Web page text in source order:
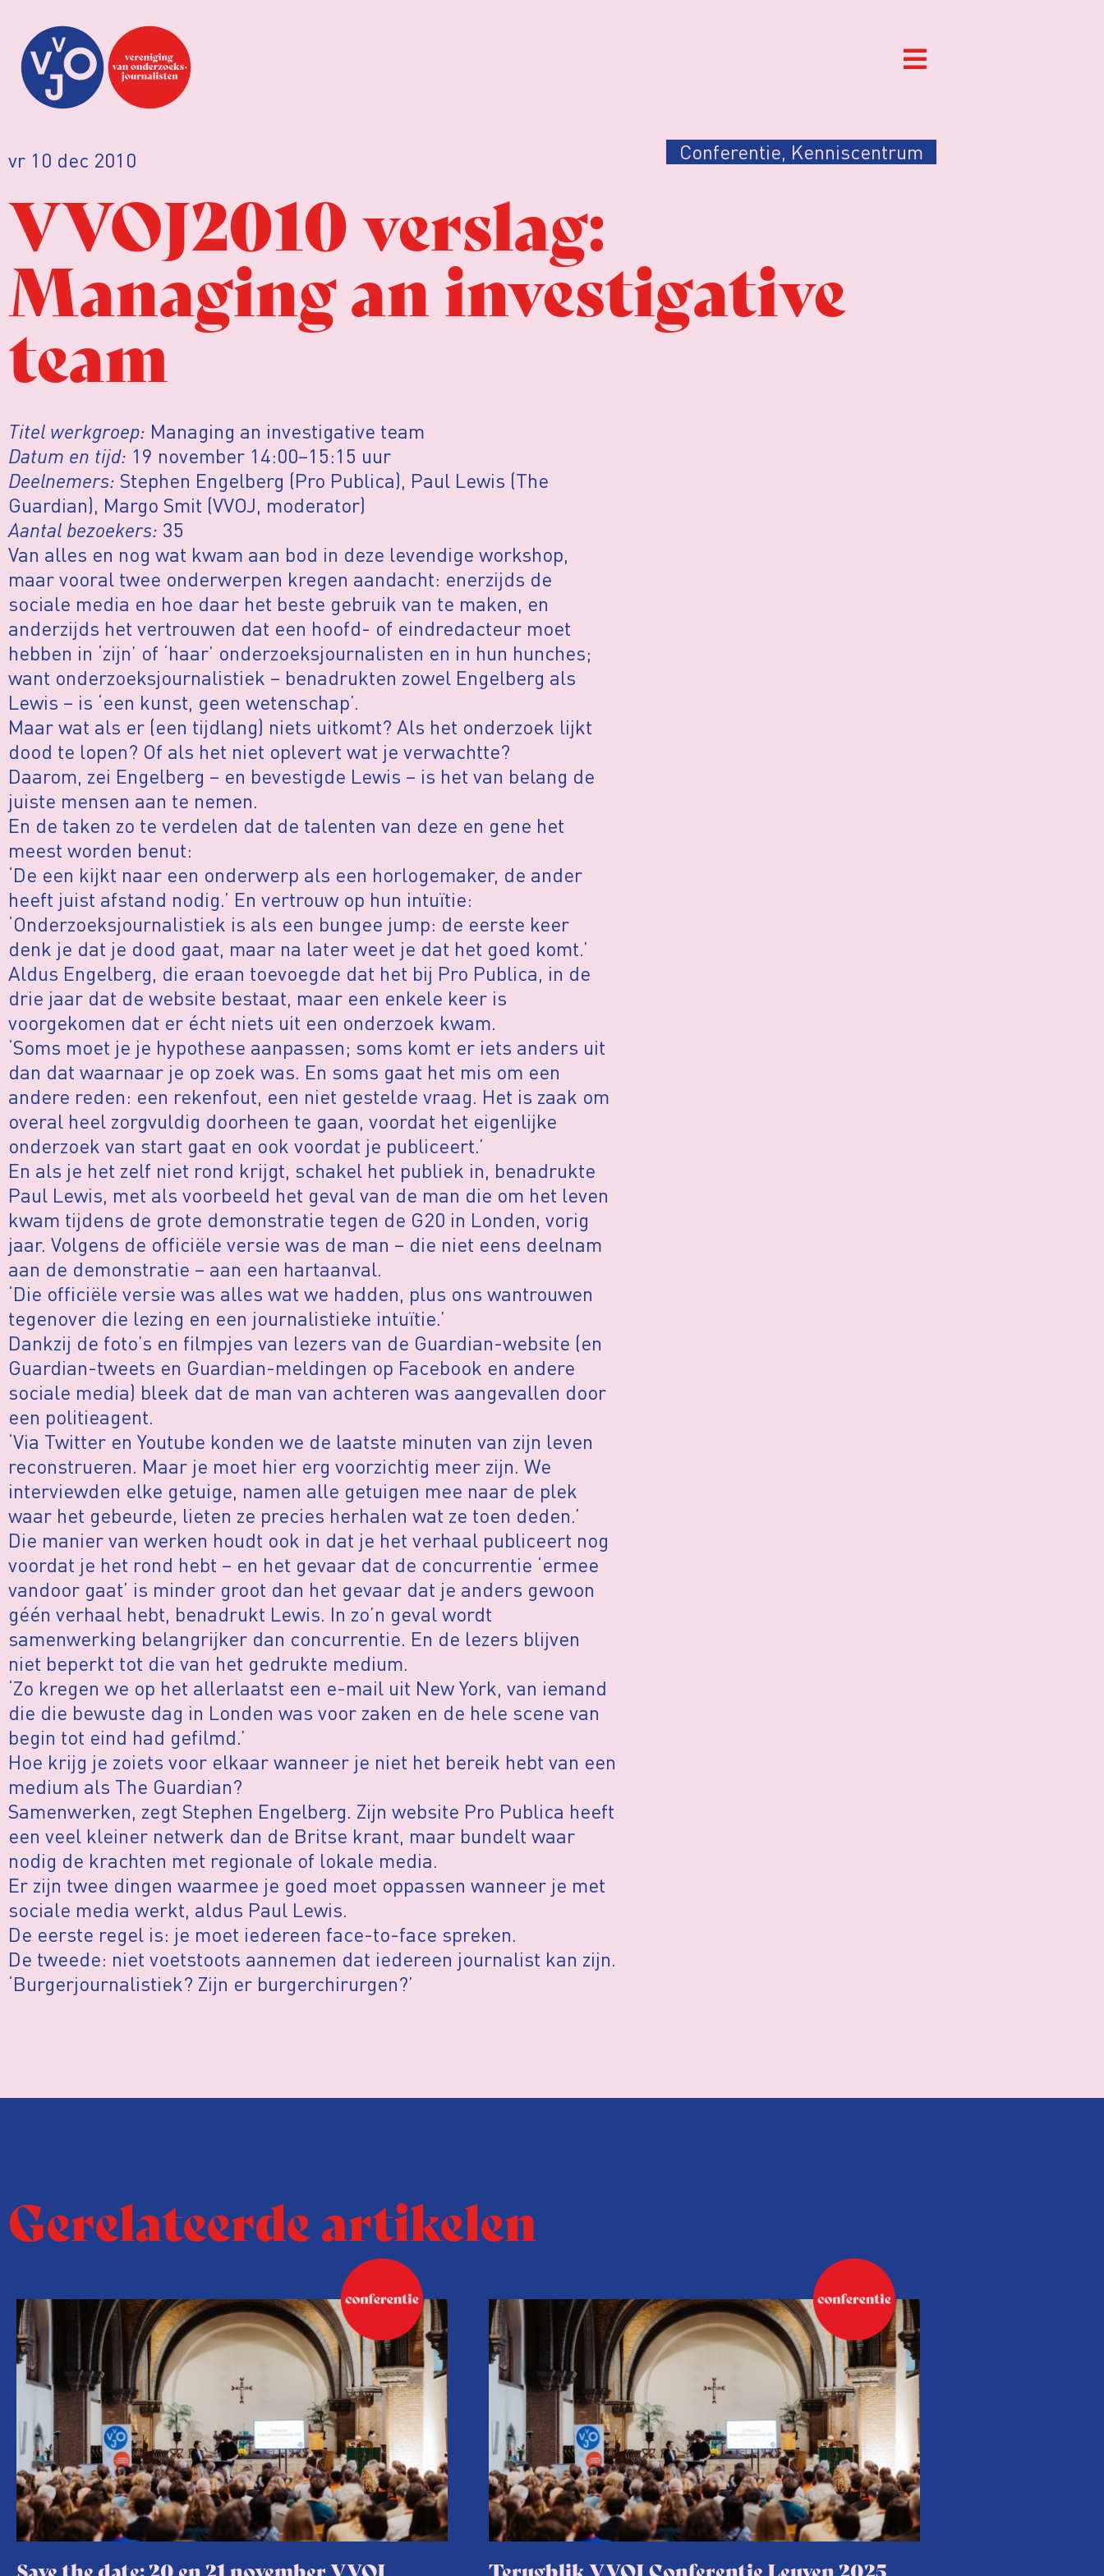
vr 10 dec 2010 Conferentie, Kenniscentrum
VVOJ2010 verslag:
Managing an investigative
team
Titel werkgroep: Managing an investigative team
Datum en tijd: 19 november 14:00–15:15 uur
Deelnemers: Stephen Engelberg (Pro Publica), Paul Lewis (The
Guardian), Margo Smit (VVOJ, moderator)
Aantal bezoekers: 35
Van alles en nog wat kwam aan bod in deze levendige workshop,
maar vooral twee onderwerpen kregen aandacht: enerzijds de
sociale media en hoe daar het beste gebruik van te maken, en
anderzijds het vertrouwen dat een hoofd- of eindredacteur moet
hebben in ‘zijn’ of ‘haar’ onderzoeksjournalisten en in hun hunches;
want onderzoeksjournalistiek – benadrukten zowel Engelberg als
Lewis – is ‘een kunst, geen wetenschap’.
Maar wat als er (een tijdlang) niets uitkomt? Als het onderzoek lijkt
dood te lopen? Of als het niet oplevert wat je verwachtte?
Daarom, zei Engelberg – en bevestigde Lewis – is het van belang de
juiste mensen aan te nemen.
En de taken zo te verdelen dat de talenten van deze en gene het
meest worden benut:
‘De een kijkt naar een onderwerp als een horlogemaker, de ander
heeft juist afstand nodig.’ En vertrouw op hun intuïtie:
‘Onderzoeksjournalistiek is als een bungee jump: de eerste keer
denk je dat je dood gaat, maar na later weet je dat het goed komt.’
Aldus Engelberg, die eraan toevoegde dat het bij Pro Publica, in de
drie jaar dat de website bestaat, maar een enkele keer is
voorgekomen dat er écht niets uit een onderzoek kwam.
‘Soms moet je je hypothese aanpassen; soms komt er iets anders uit
dan dat waarnaar je op zoek was. En soms gaat het mis om een
andere reden: een rekenfout, een niet gestelde vraag. Het is zaak om
overal heel zorgvuldig doorheen te gaan, voordat het eigenlijke
onderzoek van start gaat en ook voordat je publiceert.’
En als je het zelf niet rond krijgt, schakel het publiek in, benadrukte
Paul Lewis, met als voorbeeld het geval van de man die om het leven
kwam tijdens de grote demonstratie tegen de G20 in Londen, vorig
jaar. Volgens de officiële versie was de man – die niet eens deelnam
aan de demonstratie – aan een hartaanval.
‘Die officiële versie was alles wat we hadden, plus ons wantrouwen
tegenover die lezing en een journalistieke intuïtie.’
Dankzij de foto’s en filmpjes van lezers van de Guardian-website (en
Guardian-tweets en Guardian-meldingen op Facebook en andere
sociale media) bleek dat de man van achteren was aangevallen door
een politieagent.
‘Via Twitter en Youtube konden we de laatste minuten van zijn leven
reconstrueren. Maar je moet hier erg voorzichtig meer zijn. We
interviewden elke getuige, namen alle getuigen mee naar de plek
waar het gebeurde, lieten ze precies herhalen wat ze toen deden.’
Die manier van werken houdt ook in dat je het verhaal publiceert nog
voordat je het rond hebt – en het gevaar dat de concurrentie ‘ermee
vandoor gaat’ is minder groot dan het gevaar dat je anders gewoon
géén verhaal hebt, benadrukt Lewis. In zo’n geval wordt
samenwerking belangrijker dan concurrentie. En de lezers blijven
niet beperkt tot die van het gedrukte medium.
‘Zo kregen we op het allerlaatst een e-mail uit New York, van iemand
die die bewuste dag in Londen was voor zaken en de hele scene van
begin tot eind had gefilmd.’
Hoe krijg je zoiets voor elkaar wanneer je niet het bereik hebt van een
medium als The Guardian?
Samenwerken, zegt Stephen Engelberg. Zijn website Pro Publica heeft
een veel kleiner netwerk dan de Britse krant, maar bundelt waar
nodig de krachten met regionale of lokale media.
Er zijn twee dingen waarmee je goed moet oppassen wanneer je met
sociale media werkt, aldus Paul Lewis.
De eerste regel is: je moet iedereen face-to-face spreken.
De tweede: niet voetstoots aannemen dat iedereen journalist kan zijn.
‘Burgerjournalistiek? Zijn er burgerchirurgen?’
Gerelateerde artikelen
Save the date: 20 en 21 november VVOJ
Terugblik VVOJ Conferentie Leuven 2025